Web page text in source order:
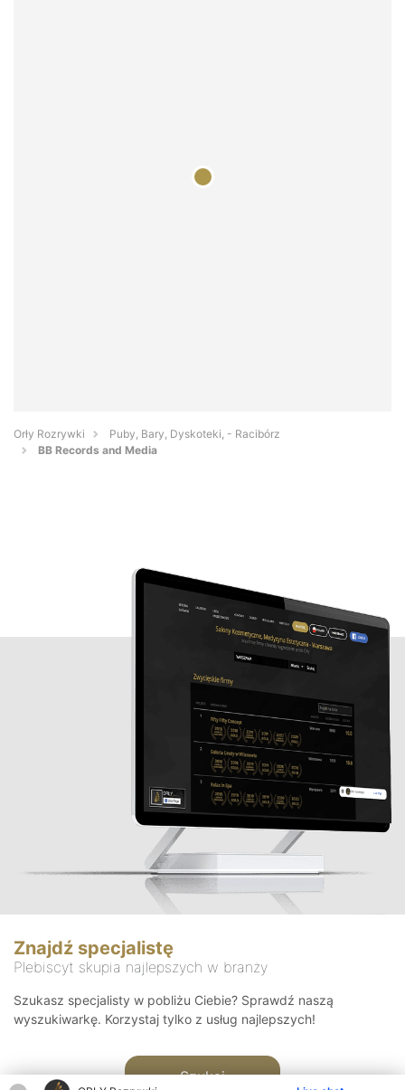
Orły Rozrywki
Puby, Bary, Dyskoteki, - Racibórz
BB Records and Media
Znajdź specjalistę
Plebiscyt skupia najlepszych w branży
Szukasz specjalisty w pobliżu Ciebie? Sprawdź naszą
wyszukiwarkę. Korzystaj tylko z usług najlepszych!
Szukaj